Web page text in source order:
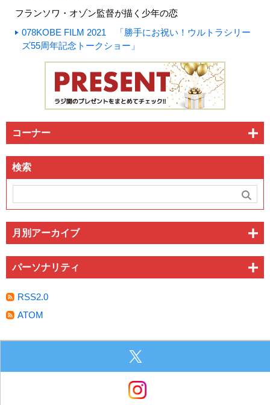
フランソワ・オゾン監督が描く少年の恋
078KOBE FILM 2021 「勝手にお祝い！ウルトラシリー
ズ55周年記念トークショー」
コーナー
検索
月別アーカイブ
パーソナリティ
RSS2.0
ATOM